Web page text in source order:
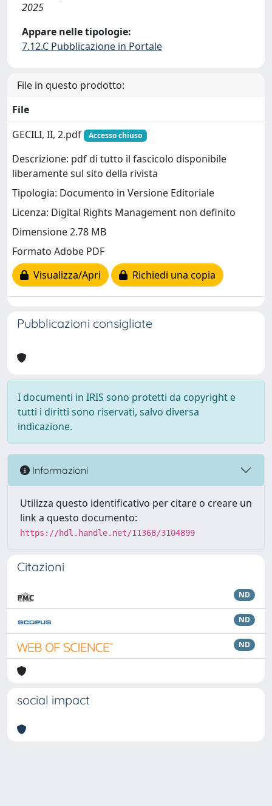
2025
Appare nelle tipologie:
7.12.C Pubblicazione in Portale
File in questo prodotto:
File
GECILI, II, 2.pdf
Accesso chiuso
Descrizione: pdf di tutto il fascicolo disponibile
liberamente sul sito della rivista
Tipologia: Documento in Versione Editoriale
Licenza: Digital Rights Management non definito
Dimensione 2.78 MB
Formato Adobe PDF
Visualizza/Apri
Richiedi una copia
Pubblicazioni consigliate
I documenti in IRIS sono protetti da copyright e
tutti i diritti sono riservati, salvo diversa
indicazione.
Informazioni
Utilizza questo identificativo per citare o creare un
link a questo documento:
https://hdl.handle.net/11368/3104899
Citazioni
ND
ND
ND
social impact